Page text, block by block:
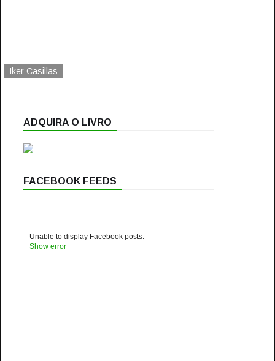
Iker Casillas
ADQUIRA O LIVRO
FACEBOOK FEEDS
Unable to display Facebook posts.
Show error